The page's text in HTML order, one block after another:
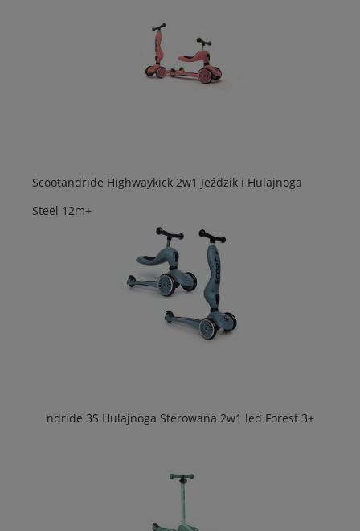
Scootandride Highwaykick 2w1 Jeździk i Hulajnoga
Steel 12m+
ndride 3S Hulajnoga Sterowana 2w1 led Forest 3+